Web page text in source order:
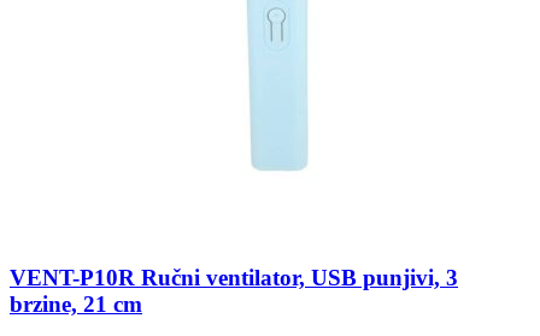
VENT-P10R Ručni ventilator, USB punjivi, 3
brzine, 21 cm